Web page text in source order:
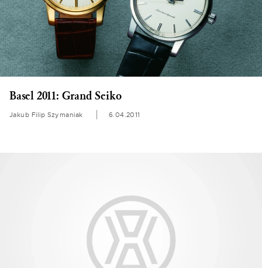
Basel 2011: Grand Seiko
Jakub Filip Szymaniak 6.04.2011